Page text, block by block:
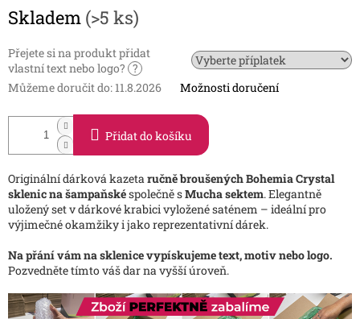
cena:
Skladem (>5 ks)
Přejete si na produkt přidat
vlastní text nebo logo? ?
Můžeme doručit do: 11.8.2026 Možnosti doručení
Přidat do košíku
Originální dárková kazetaručně broušených Bohemia Crystal
sklenic na šampaňskéspolečně sMucha sektem. Elegantně
uložený set v dárkové krabici vyložené saténem – ideální pro
výjimečné okamžiky i jako reprezentativní dárek.
Na přání vám na sklenice vypískujeme text, motiv nebo logo.
Pozvedněte tímto váš dar na vyšší úroveň.